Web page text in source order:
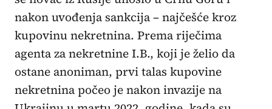
nakon uvođenja sankcija – najčešće kroz
kupovinu nekretnina. Prema riječima
agenta za nekretnine I.B., koji je želio da
ostane anoniman, prvi talas kupovine
nekretnina počeo je nakon invazije na